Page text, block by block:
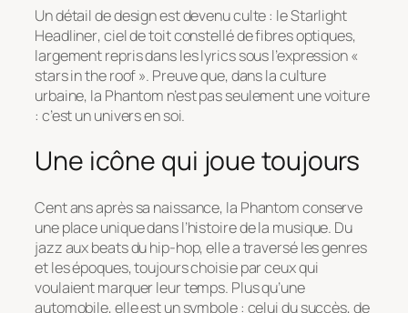
Un détail de design est devenu culte : leStarlight
Headliner, ciel de toit constellé de fibres optiques,
largement repris dans les lyrics sous l’expression «
stars in the roof ». Preuve que, dans la culture
urbaine, la Phantom n’est pas seulement une voiture
: c’est un univers en soi.
Une icône qui joue toujours
Cent ans après sa naissance, la Phantom conserve
une place unique dans l’histoire de la musique. Du
jazz aux beats du hip-hop, elle a traversé les genres
et les époques, toujours choisie par ceux qui
voulaient marquer leur temps. Plus qu’une
automobile, elle est un symbole : celui du succès, de